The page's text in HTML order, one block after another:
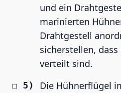
und ein
marinierten
Drahtgestell
sicherstellen,
verteilt sind.
Die Hühnerflügel